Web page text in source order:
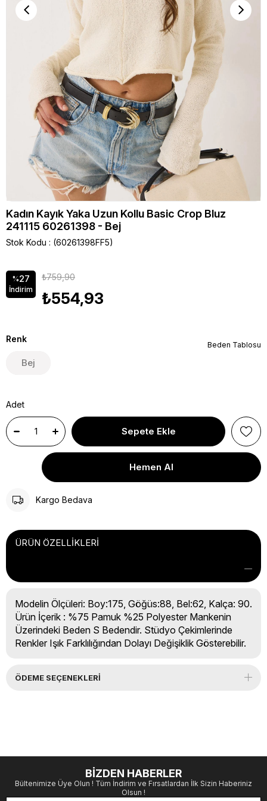
Kadın Kayık Yaka Uzun Kollu Basic Crop Bluz
241115 60261398 - Bej
Stok Kodu (60261398FF5)
%27
İndirim
₺759,90
₺554,93
Renk
Bej
Beden Tablosu
Adet
Kargo Bedava
ÜRÜN ÖZELLIKLERI
Modelin Ölçüleri: Boy:175, Göğüs:88, Bel:62, Kalça: 90.
Ürün İçerik : %75 Pamuk %25 Polyester Mankenin
Üzerindeki Beden S Bedendir. Stüdyo Çekimlerinde
Renkler Işık Farklılığından Dolayı Değişiklik Gösterebilir.
ÖDEME SEÇENEKLERI
BİZDEN HABERLER
Bültenimize Üye Olun ! Tüm İndirim ve Fırsatlardan İlk Sizin Haberiniz
Olsun !